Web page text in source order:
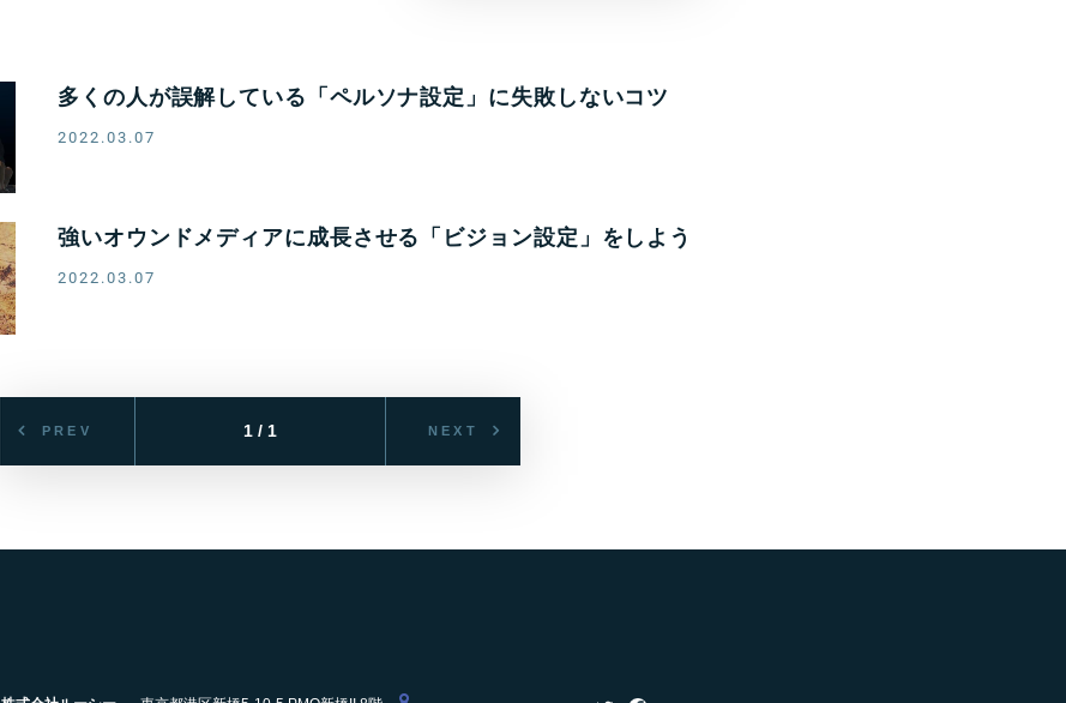
多くの人が誤解している「ペルソナ設定」に失敗しないコツ
2022.03.07
強いオウンドメディアに成長させる「ビジョン設定」をしよう
2022.03.07
PREV 1 / 1 NEXT